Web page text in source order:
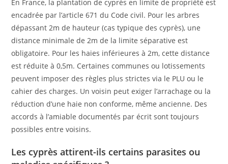
En France, la plantation de cyprès en limite de propriété est
encadrée par l’article 671 du Code civil. Pour les arbres
dépassant 2m de hauteur (cas typique des cyprès), une
distance minimale de 2m de la limite séparative est
obligatoire. Pour les haies inférieures à 2m, cette distance
est réduite à 0,5m. Certaines communes ou lotissements
peuvent imposer des règles plus strictes via le PLU ou le
cahier des charges. Un voisin peut exiger l’arrachage ou la
réduction d’une haie non conforme, même ancienne. Des
accords à l’amiable documentés par écrit sont toujours
possibles entre voisins.
Les cyprès attirent-ils certains parasites ou